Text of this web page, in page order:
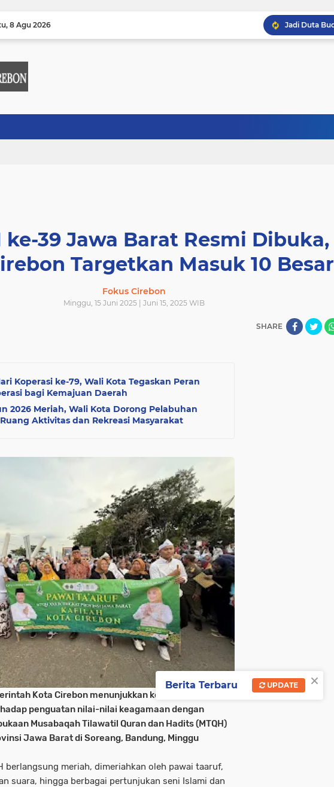
8 Agu 2026
ke-39 Jawa Barat Resmi Dibuka,
Targetkan Masuk 10 Besar
Fokus Cirebon
Minggu, 15 Juni 2025 | Juni 15, 2025 WIB
SHARE
Koperasi ke-79, Wali Kota Tegaskan Peran
bagi Kemajuan Daerah
2026 Meriah, Wali Kota Dorong Pelabuhan
Aktivitas dan Rekreasi Masyarakat
Kota Cirebon menunjukkan komitmen dan
penguatan nilai-nilai keagamaan dengan
Musabaqah Tilawatil Quran dan Hadits (MTQH)
Jawa Barat di Soreang, Bandung, Minggu
berlangsung meriah, dimeriahkan oleh pawai taaruf,
suara, hingga berbagai pertunjukan seni Islami dan
×
Berita Terbaru UPDATE